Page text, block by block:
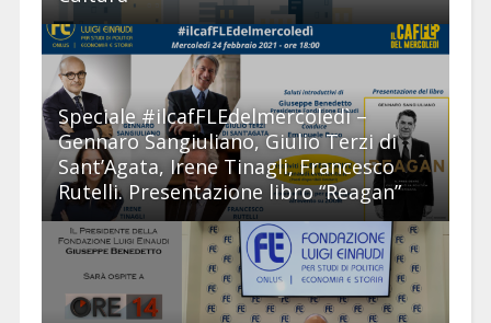
Speciale #ilcafFLEdelmercoledì –
Gennaro Sangiuliano, Giulio Terzi di
Sant’Agata, Irene Tinagli, Francesco
Rutelli. Presentazione libro “Reagan”